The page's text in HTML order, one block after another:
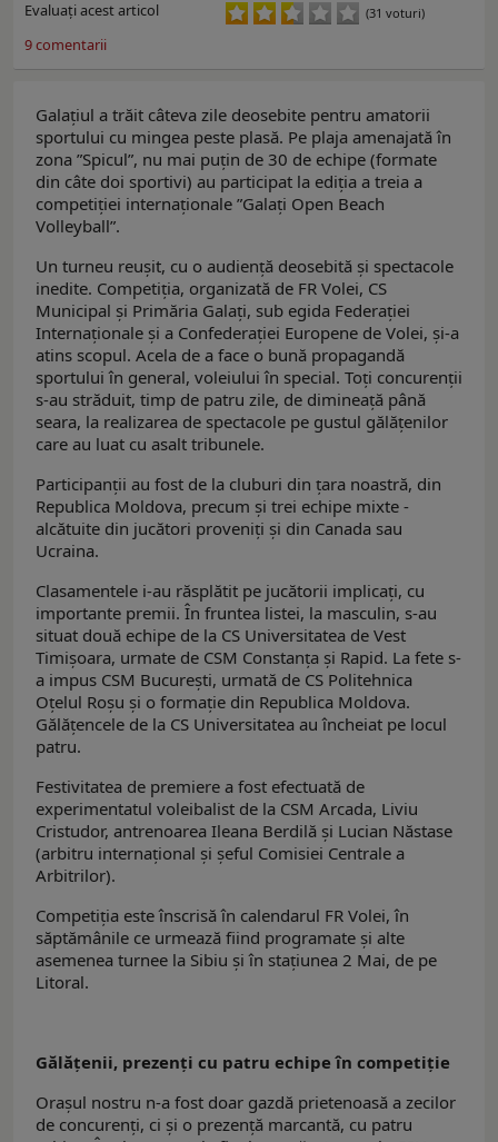
Evaluaţi acest articol (31 voturi)
9comentarii
Galațiul a trăit câteva zile deosebite pentru amatorii
sportului cu mingea peste plasă. Pe plaja amenajată în
zona ”Spicul”, nu mai puțin de 30 de echipe (formate
din câte doi sportivi) au participat la ediția a treia a
competiției internaționale ”Galați Open Beach
Volleyball”.
Un turneu reușit, cu o audiență deosebită și spectacole
inedite. Competiția, organizată de FR Volei, CS
Municipal și Primăria Galați, sub egida Federației
Internaționale și a Confederației Europene de Volei, și-a
atins scopul. Acela de a face o bună propagandă
sportului în general, voleiului în special. Toți concurenții
s-au străduit, timp de patru zile, de dimineață până
seara, la realizarea de spectacole pe gustul gălățenilor
care au luat cu asalt tribunele.
Participanții au fost de la cluburi din țara noastră, din
Republica Moldova, precum și trei echipe mixte -
alcătuite din jucători proveniți și din Canada sau
Ucraina.
Clasamentele i-au răsplătit pe jucătorii implicați, cu
importante premii. În fruntea listei, la masculin, s-au
situat două echipe de la CS Universitatea de Vest
Timișoara, urmate de CSM Constanța și Rapid. La fete s-
a impus CSM București, urmată de CS Politehnica
Oțelul Roșu și o formație din Republica Moldova.
Gălățencele de la CS Universitatea au încheiat pe locul
patru.
Festivitatea de premiere a fost efectuată de
experimentatul voleibalist de la CSM Arcada, Liviu
Cristudor, antrenoarea Ileana Berdilă și Lucian Năstase
(arbitru internațional și șeful Comisiei Centrale a
Arbitrilor).
Competiția este înscrisă în calendarul FR Volei, în
săptămânile ce urmează fiind programate și alte
asemenea turnee la Sibiu și în stațiunea 2 Mai, de pe
Litoral.
Gălățenii, prezenți cu patru echipe în competiție
Orașul nostru n-a fost doar gazdă prietenoasă a zecilor
de concurenți, ci și o prezență marcantă, cu patru